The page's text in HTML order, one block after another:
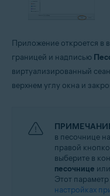
Приложение откроется в
границей и надписью
виртуализированный
верхнем углу окна и
в песочнице
правой
выберите в
песочнице или
Этот
настройках